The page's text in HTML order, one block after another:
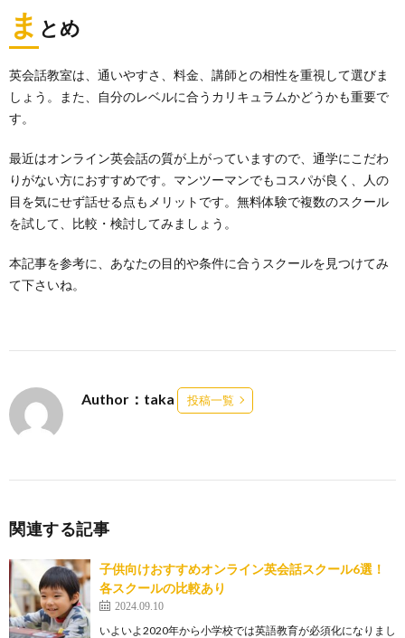
ま とめ
英会話教室は、通いやすさ、料金、講師との相性を重視して選びま
しょう。また、自分のレベルに合うカリキュラムかどうかも重要で
す。
最近はオンライン英会話の質が上がっていますので、通学にこだわ
りがない方におすすめです。マンツーマンでもコスパが良く、人の
目を気にせず話せる点もメリットです。無料体験で複数のスクール
を試して、比較・検討してみましょう。
本記事を参考に、あなたの目的や条件に合うスクールを見つけてみ
て下さいね。
Author：taka 投稿一覧
関連する記事
子供向けおすすめオンライン英会話スクール6選！
各スクールの比較あり
2024.09.10
いよいよ2020年から小学校では英語教育が必須化になりまし